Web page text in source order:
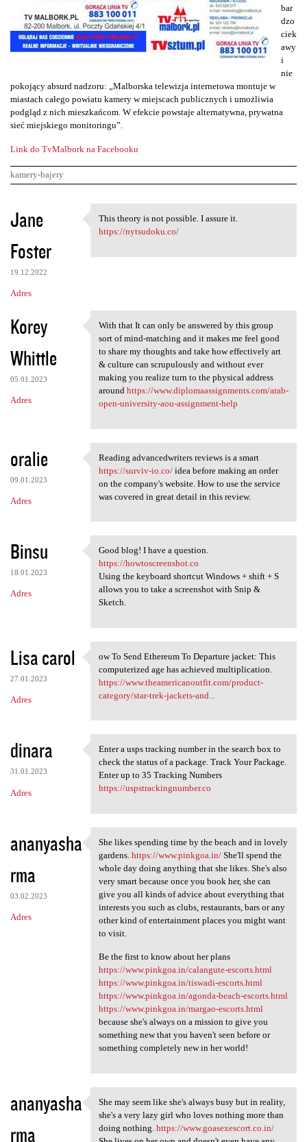
bar
dzo
ciek
awy
i
nie
pokojący absurd nadzoru: „Malborska telewizja internetowa montuje w
miastach całego powiatu kamery w miejscach publicznych i umożliwia
podgląd z nich mieszkańcom. W efekcie powstaje alternatywna, prywatna
sieć miejskiego monitoringu”.
Link do TvMalbork na Facebooku
kamery-bajery
K
o
m
e
n
a
r
z
e
Jane
Foster
19.12.2022
Adres
This theory is not possible.
This theory is not possible. I assure it.
https://nytsudoku.co/
Korey
Whittle
05.01.2023
Adres
With that It can only be
With that It can only be answered by this group
sort of mind-matching and it makes me feel good
to share my thoughts and take how effectively art
& culture can scrupulously and without ever
making you realize turn to the physical address
around https://www.diplomaassignments.com/arab-
open-university-aou-assignment-help
oralie
09.01.2023
Adres
Reading advancedwriters
Reading advancedwriters reviews is a smart
https://surviv-io.co/idea before making an order
on the company's website. How to use the service
was covered in great detail in this review.
Binsu
18.01.2023
Adres
Good blog! I have a question.
Good blog! I have a question.
https://howtoscreenshot.co
Using the keyboard shortcut Windows + shift + S
allows you to take a screenshot with Snip &
Sketch.
Lisa carol
27.01.2023
Adres
ow To Send Ethereum To
ow To Send Ethereum To Departure jacket: This
computerized age has achieved multiplication.
https://www.theamericanoutfit.com/product-
category/star-trek-jackets-and...
dinara
31.01.2023
Adres
Enter a usps tracking number
Enter a usps tracking number in the search box to
check the status of a package. Track Your Package.
Enter up to 35 Tracking Numbers
https://uspstrackingnumber.co
ananyasha
rma
03.02.2023
Adres
She likes spending time by
She likes spending time by the beach and in lovely
gardens. https://www.pinkgoa.in/She'll spend the
whole day doing anything that she likes. She's also
very smart because once you book her, she can
give you all kinds of advice about everything that
interests you such as clubs, restaurants, bars or any
other kind of entertainment places you might want
to visit.
Be the first to know about her plans
https://www.pinkgoa.in/calangute-escorts.html
https://www.pinkgoa.in/tiswadi-escorts.html
https://www.pinkgoa.in/agonda-beach-escorts.html
https://www.pinkgoa.in/margao-escorts.html
because she's always on a mission to give you
something new that you haven't seen before or
something completely new in her world!
ananyasha
rma
She may seem like she's
She may seem like she's always busy but in reality,
she's a very lazy girl who loves nothing more than
doing nothing. https://www.goasexescort.co.in/